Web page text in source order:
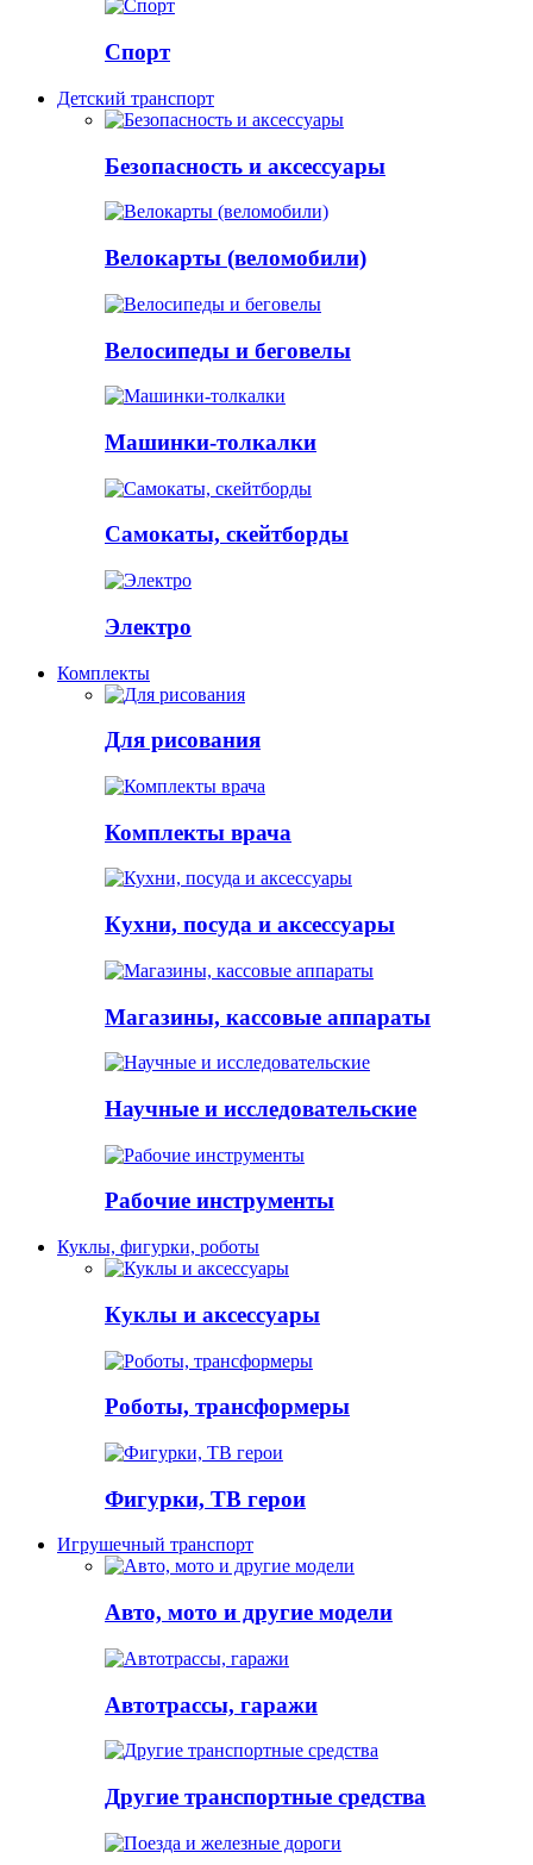
Спорт
Детский транспорт
Безопасность и аксессуары
Велокарты (веломобили)
Велосипеды и беговелы
Машинки-толкалки
Самокаты, скейтборды
Электро
Комплекты
Для рисования
Комплекты врача
Кухни, посуда и аксессуары
Магазины, кассовые аппараты
Научные и исследовательские
Рабочие инструменты
Куклы, фигурки, роботы
Куклы и аксессуары
Роботы, трансформеры
Фигурки, ТВ герои
Игрушечный транспорт
Авто, мото и другие модели
Автотрассы, гаражи
Другие транспортные средства